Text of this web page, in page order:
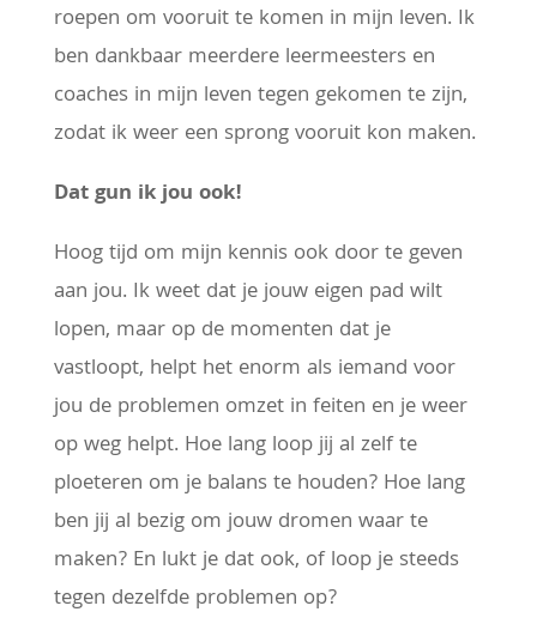
roepen om vooruit te komen in mijn leven. Ik
ben dankbaar meerdere leermeesters en
coaches in mijn leven tegen gekomen te zijn,
zodat ik weer een sprong vooruit kon maken.
Dat gun ik jou ook!
Hoog tijd om mijn kennis ook door te geven
aan jou. Ik weet dat je jouw eigen pad wilt
lopen, maar op de momenten dat je
vastloopt, helpt het enorm als iemand voor
jou de problemen omzet in feiten en je weer
op weg helpt. Hoe lang loop jij al zelf te
ploeteren om je balans te houden? Hoe lang
ben jij al bezig om jouw dromen waar te
maken? En lukt je dat ook, of loop je steeds
tegen dezelfde problemen op?